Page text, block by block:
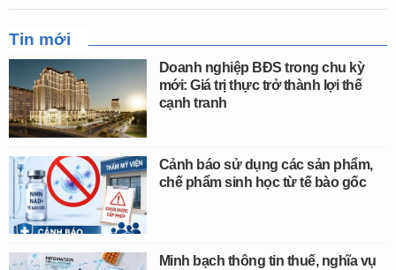
Tin mới
Doanh nghiệp BĐS trong chu kỳ
mới: Giá trị thực trở thành lợi thế
cạnh tranh
Cảnh báo sử dụng các sản phẩm,
chế phẩm sinh học từ tế bào gốc
Minh bạch thông tin thuế, nghĩa vụ